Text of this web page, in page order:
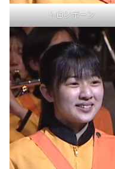
トロンボーン